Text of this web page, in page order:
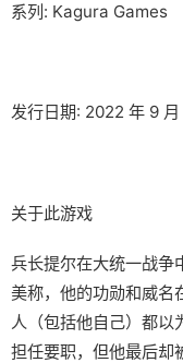
系列: Kagura Games
发行日期: 2022 年 9 月
关于此游戏
兵长提尔在大统一战争
美称，他的功勋和威名
人（包括他自己）都以
担任要职，但他最后却